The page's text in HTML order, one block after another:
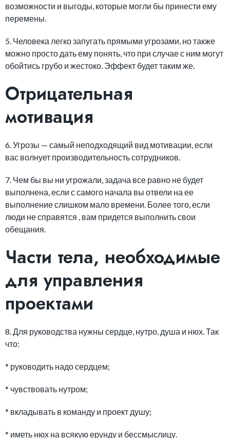
возможности и выгоды, которые могли бы принести ему
перемены.
5. Человека легко запугать прямыми угрозами, но также
можно просто дать ему понять, что при случае с ним могут
обойтись грубо и жестоко. Эффект будет таким же.
Отрицательная
мотивация
6. Угрозы — самый неподходящий вид мотивации, если
вас волнует производительность сотрудников.
7. Чем бы вы ни угрожали, задача все равно не будет
выполнена, если с самого начала вы отвели на ее
выполнение слишком мало времени. Более того, если
люди не справятся , вам придется выполнить свои
обещания.
Части тела, необходимые
для управления
проектами
8. Для руководства нужны сердце, нутро, душа и нюх. Так
что:
* руководить надо сердцем;
* чувствовать нутром;
* вкладывать в команду и проект душу;
* иметь нюх на всякую ерунду и бессмыслицу.